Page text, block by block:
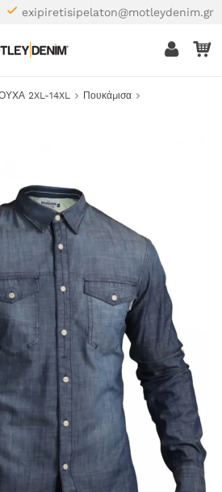
exipiretisipelaton@motleydenim.gr
2XL-14XL
Πουκάμισα